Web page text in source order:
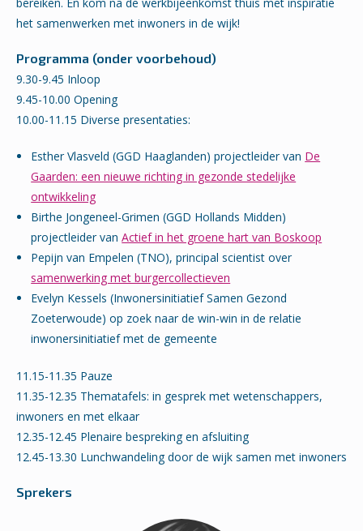
het samenwerken met inwoners in de wijk!
Programma (onder voorbehoud)
9.30-9.45 Inloop
9.45-10.00 Opening
10.00-11.15 Diverse presentaties:
Esther Vlasveld (GGD Haaglanden) projectleider van De
Gaarden: een nieuwe richting in gezonde stedelijke
ontwikkeling
Birthe Jongeneel-Grimen (GGD Hollands Midden)
projectleider vanActief in het groene hart van Boskoop
Pepijn van Empelen (TNO), principal scientist over
samenwerking met burgercollectieven
Evelyn Kessels (Inwonersinitiatief Samen Gezond
Zoeterwoude) op zoek naar de win-win in de relatie
inwonersinitiatief met de gemeente
11.15-11.35 Pauze
11.35-12.35 Thematafels: in gesprek met wetenschappers,
inwoners en met elkaar
12.35-12.45 Plenaire bespreking en afsluiting
12.45-13.30 Lunchwandeling door de wijk samen met inwoners
Sprekers